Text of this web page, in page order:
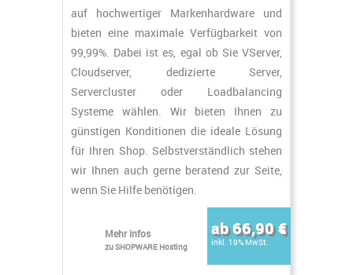
auf hochwertiger Markenhardware und
bieten eine maximale Verfügbarkeit von
99,99%. Dabei ist es, egal ob Sie VServer,
Cloudserver, dedizierte Server,
Servercluster oder Loadbalancing
Systeme wählen. Wir bieten Ihnen zu
günstigen Konditionen die ideale Lösung
für Ihren Shop. Selbstverständlich stehen
wir Ihnen auch gerne beratend zur Seite,
wenn Sie Hilfe benötigen.
ab 66,90 €
inkl. 19% MwSt.
Mehr infos
zu SHOPWARE Hosting